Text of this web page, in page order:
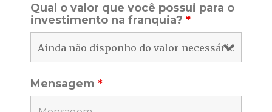
Qual o valor que você possui para o
investimento na franquia?*
Mensagem*